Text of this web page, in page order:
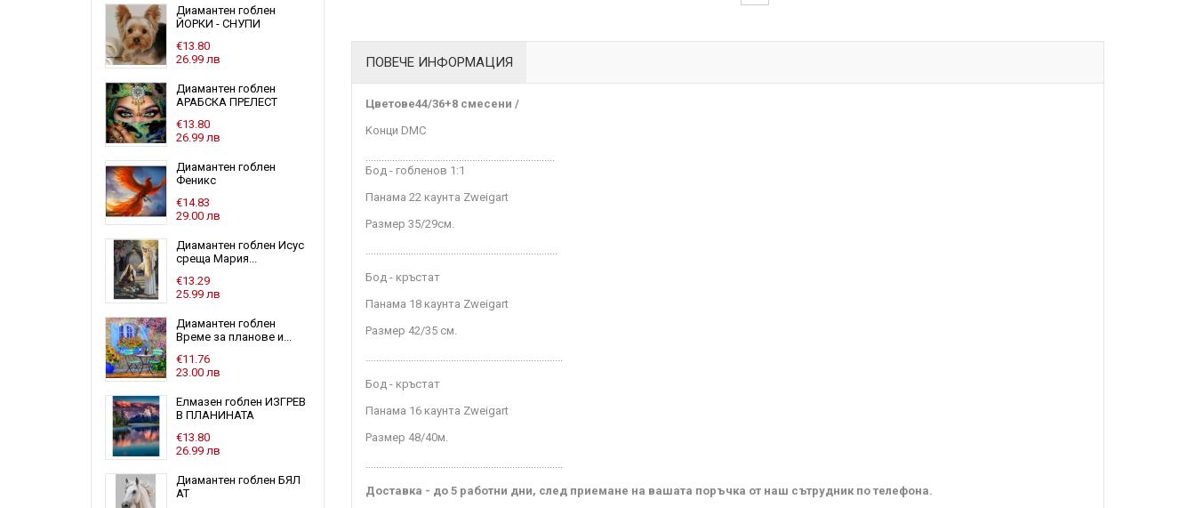
Диамантен гоблен
ЙОРКИ - СНУПИ
€13.80
26.99 лв
Диамантен гоблен
АРАБСКА ПРЕЛЕСТ
€13.80
26.99 лв
Диамантен гоблен
Феникс
€14.83
29.00 лв
Диамантен гоблен Исус
среща Мария...
€13.29
25.99 лв
Диамантен гоблен
Време за планове и...
€11.76
23.00 лв
Елмазен гоблен ИЗГРЕВ
В ПЛАНИНАТА
€13.80
26.99 лв
Диамантен гоблен БЯЛ
АТ
ПОВЕЧЕ ИНФОРМАЦИЯ
Цветове44/36+8 смесени /
Kонци DMC
.......................................................................
Бод - гобленов 1:1
Панама 22 каунта Zweigart
Размер 35/29см.
........................................................................
Бод - кръстат
Панама 18 каунта Zweigart
Размер 42/35 см.
..........................................................................
Бод - кръстат
Панама 16 каунта Zweigart
Размер 48/40м.
..........................................................................
Доставка - до 5 работни дни, след приемане на вашата поръчка от наш сътрудник по телефона.